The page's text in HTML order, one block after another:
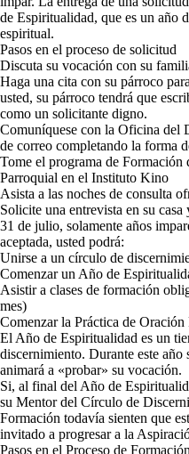
de Espiritualidad, que es un año
espiritual.
Pasos en el proceso de solicitud
Discuta su vocación con su
Haga una cita con su párroco
usted, su párroco tendrá que
como un solicitante digno.
Comuníquese con la Oficina del
de correo completando la forma
Tome el programa de
Parroquial en el Instituto Kino
Asista a las noches de consulta
Solicite una entrevista en su
31 de julio, solamente años
aceptada, usted podrá:
Unirse a un círculo de
Comenzar un Año de
Asistir a clases de formación
mes)
Comenzar la Práctica de
El Año de Espiritualidad es un
discernimiento. Durante este año
animará a «probar» su vocación.
Si, al final del Año de
su Mentor del Círculo de
Formación todavía sienten que
invitado a progresar a la
Pasos en el Proceso de